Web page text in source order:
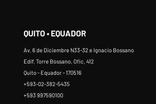
QUITO • EQUADOR
Av. 6 de Diciembre N33-32 e Ignacio Bossano
Edif. Torre Bossano, Ofic. 412
Quito - Equador - 170516
+593-02-382-5435
+593 997590100